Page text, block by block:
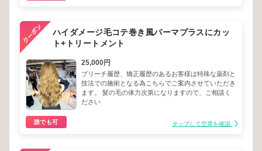
ハイダメージ毛コテ巻き風パーマプラスにカッ
ト+トリートメント
25,000円
ブリーチ履歴、矯正履歴のあるお客様は特殊な薬剤と
技法での施術となる為こちらでご案内させていただき
ます。 髪の毛の体力次第になりますので、ご相談く
ださい
誰でも可 タップして空席を確認